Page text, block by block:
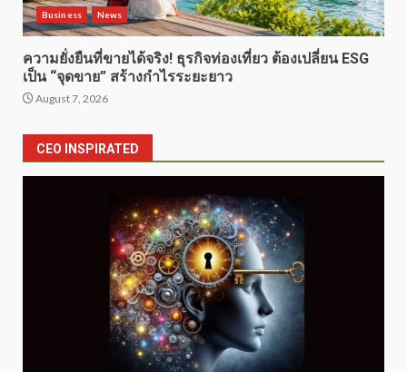
Business News
ความยั่งยืนที่ขายได้จริง! ธุรกิจท่องเที่ยว ต้องเปลี่ยน ESG
เป็น “จุดขาย” สร้างกำไรระยะยาว
August 7, 2026
CEO INSPIRATED